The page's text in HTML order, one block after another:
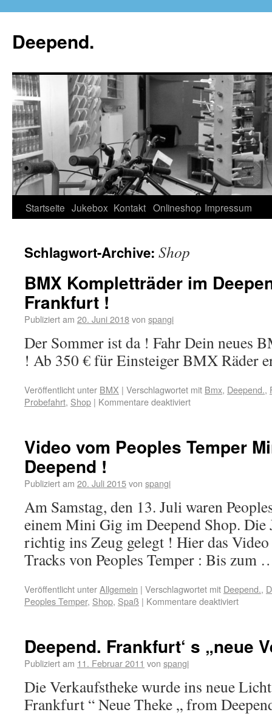
Deepend.
Startseite Jukebox Kontakt Onlineshop Impressum
Schlagwort-Archive: Shop
BMX Kompletträder im
Frankfurt !
Publiziert am 20. Juni 2018von spangi
Der Sommer ist da ! Fahr Dein neues
! Ab 350 € für Einsteiger BMX Räder
Veröffentlicht unter BMX | Verschlagwortet mit Bmx, Deepend.,
Probefahrt, Shop | Kommentare deaktiviert
Video vom Peoples Temper
Deepend !
Publiziert am 20. Juli 2015von spangi
Am Samstag, den 13. Juli waren
einem Mini Gig im Deepend Shop. Die
richtig ins Zeug gelegt ! Hier das
Tracks von Peoples Temper : Bis zum
Veröffentlicht unterAllgemein | Verschlagwortet mit Deepend.,
Peoples Temper, Shop, Spaß | Kommentare deaktiviert
Deepend. Frankfurt‘ s „neue
Publiziert am 11. Februar 2011 von spangi
Die Verkaufstheke wurde ins neue
Frankfurt “ Neue Theke „ from